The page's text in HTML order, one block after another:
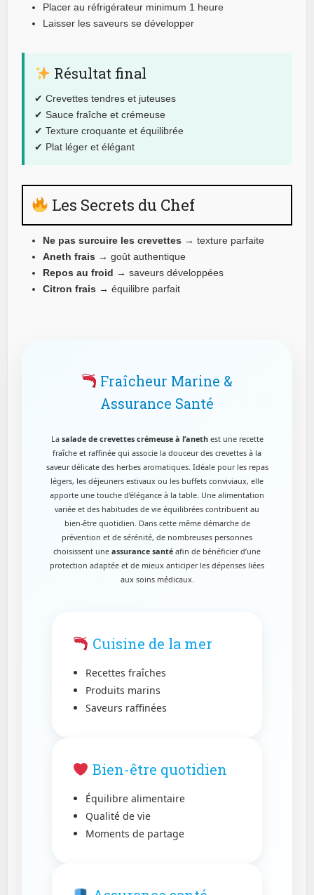
Placer au réfrigérateur minimum 1 heure
Laisser les saveurs se développer
Résultat final
✔ Crevettes tendres et juteuses
✔ Sauce fraîche et crémeuse
✔ Texture croquante et équilibrée
✔ Plat léger et élégant
Les Secrets du Chef
Ne pas surcuire les crevettes → texture parfaite
Aneth frais → goût authentique
Repos au froid → saveurs développées
Citron frais → équilibre parfait
Fraîcheur Marine &
Assurance Santé
La salade de crevettes crémeuse à l’anethest une recette
fraîche et raffinée qui associe la douceur des crevettes à la
saveur délicate des herbes aromatiques. Idéale pour les repas
légers, les déjeuners estivaux ou les buffets conviviaux, elle
apporte une touche d’élégance à la table. Une alimentation
variée et des habitudes de vie équilibrées contribuent au
bien-être quotidien. Dans cette même démarche de
prévention et de sérénité, de nombreuses personnes
choisissent une assurance santé afin de bénéficier d’une
protection adaptée et de mieux anticiper les dépenses liées
aux soins médicaux.
Cuisine de la mer
Recettes fraîches
Produits marins
Saveurs raffinées
Bien-être quotidien
Équilibre alimentaire
Qualité de vie
Moments de partage